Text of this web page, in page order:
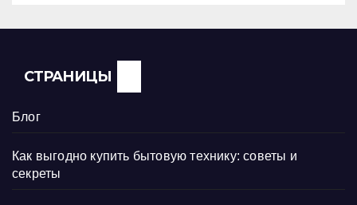
СТРАНИЦЫ
Блог
Как выгодно купить бытовую технику: советы и
секреты